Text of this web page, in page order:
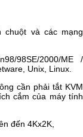
chuột và các mạng
98SE/2000/ME /
Unix, Linux.
cần phải tắt KVM
cắm của máy tính
đến 4Kx2K,